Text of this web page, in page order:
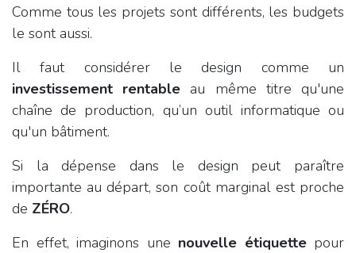
Comme tous les projets sont différents, les budgets
le sont aussi.
Il faut considérer le design comme un
investissement rentable au même titre qu'une
chaîne de production, qu’un outil informatique ou
qu'un bâtiment.
Si la dépense dans le design peut paraître
importante au départ, son coût marginal est proche
de ZÉRO.
En effet, imaginons une nouvelle étiquettepour